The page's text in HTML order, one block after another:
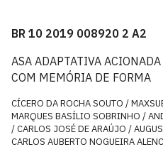
BR 10 2019 008920 2 A2
ASA ADAPTATIVA
COM MEMÓRIA DE FORMA
CÍCERO DA ROCHA SOUTO /
MARQUES BASÍLIO SOBRINHO /
/ CARLOS JOSÉ DE ARAÚJO /
CARLOS AUBERTO NOGUEIRA